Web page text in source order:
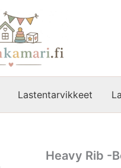
Lastentarvikkeet
Heavy Rib -